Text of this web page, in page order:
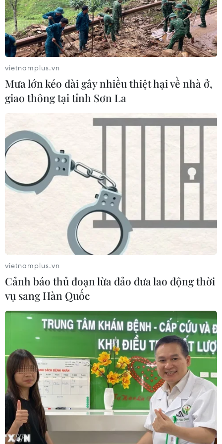
04/08/2026 23:08
Xem thêm
Tổng Biên tập: TRẦN TIẾN DUẨN
Phó Tổng Biên tập: NGUYỄN THỊ TÁM, KHÚC THANH
THỦY
Quy định sử dụng
Hỗ trợ
TTXVN
Dịch vụ tin
Quảng cáo
Giấy phép số: 1374/GP-BTTTT do Bộ Thông tin và Truyền thông
cấp ngày 11/9/2008.
Quảng cáo: Phó TBT Nguyễn Thị Tám: 093.5958688, Email:
tamvna@gmail.com
Điện thoại: (024) 39411349 - (024) 39411348, Fax: (024)
39411348
Email: vietnamplus2008@gmail.com
© Bản quyền thuộc về VietnamPlus, TTXVN. Cấm sao chép dưới
mọi hình thức nếu không có sự chấp thuận bằng văn bản.
vietnamplus.vn
Mưa lớn kéo dài gây nhiều thiệt hại về nhà ở,
giao thông tại tỉnh Sơn La
vietnamplus.vn
Cảnh báo thủ đoạn lừa đảo đưa lao động thời
vụ sang Hàn Quốc